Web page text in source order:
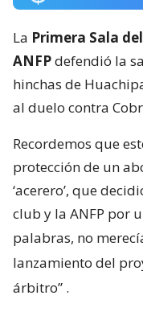
La Primera Sala
ANFPdefendió la
hinchas de
al duelo contra
Recordemos que
protección de un
‘acerero’, que
club y la ANFP por
palabras, no
lanzamiento del
árbitro” .